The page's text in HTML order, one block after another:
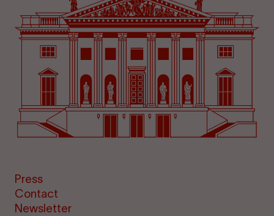
Press
Contact
Newsletter